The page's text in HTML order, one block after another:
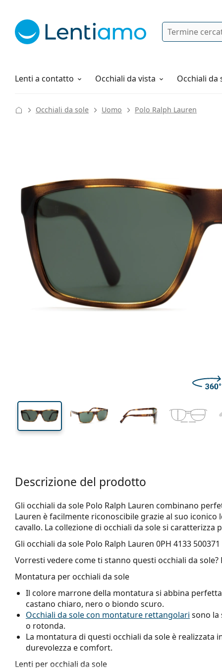
Ricerca
Lenti a contatto
Soluzioni Occhiali da vista Occhiali da
Tutto sugli acquisti
Occhiali da sole Uomo Polo Ralph Lauren
Larghezza montatura
42 mm
Altezza lente Diametro lente (Calibro)
Diametro
lente
Descrizione del prodotto
Gli occhiali da sole Polo Ralph Lauren combinano
Lauren è facilmente riconoscibile grazie al suo
cavallo. La collezione di occhiali da sole si caratterizza
Gli occhiali da sole Polo Ralph Lauren 0PH 4133 500371
Vorresti vedere come ti stanno questi occhiali da
Montatura per occhiali da sole
Il colore marrone della montatura si abbina
castano chiaro, nero o biondo scuro.
Occhiali da sole con montature rettangolari sono la
o rotonda.
La montatura di questi occhiali da sole è realizzata
durevolezza e comfort.
Lenti per occhiali da sole